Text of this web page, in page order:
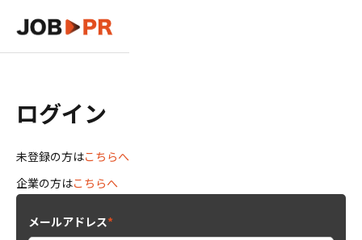
ログイン
未登録の方はこちらへ
企業の方はこちらへ
メールアドレス*